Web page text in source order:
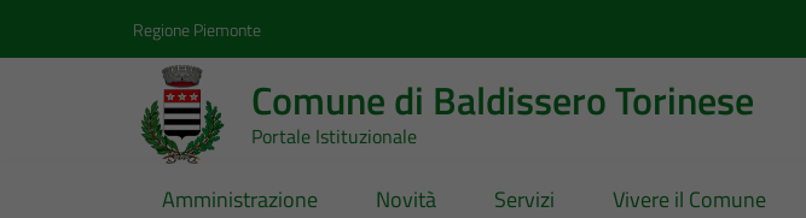
Regione Piemonte
Comune di Baldissero Torinese
Portale Istituzionale
Amministrazione Novità Servizi Vivere il Comune